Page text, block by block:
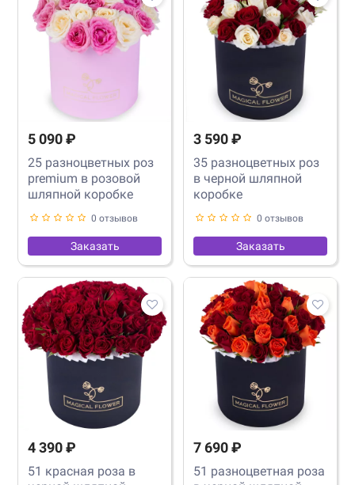
5 090 ₽
25 разноцветных роз
premium в розовой
шляпной коробке
0 отзывов
Заказать
3 590 ₽
35 разноцветных роз
в черной шляпной
коробке
0 отзывов
Заказать
4 390 ₽
51 красная роза в
7 690 ₽
51 разноцветная роза